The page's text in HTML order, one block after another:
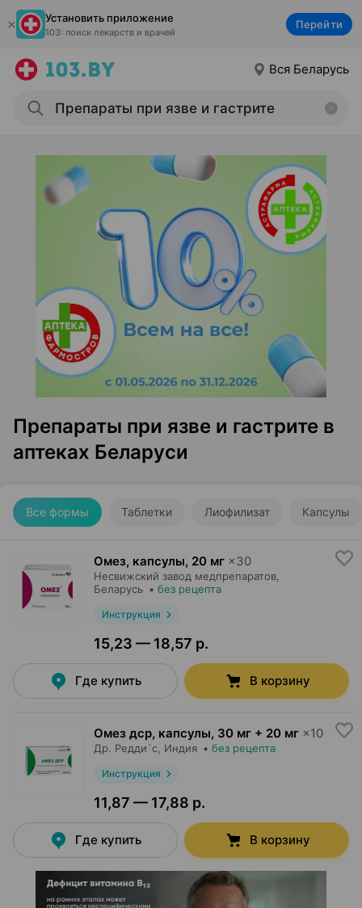
Установить приложение
103: поиск лекарств и врачей
Перейти
Вся Беларусь
Препараты при язве и гастрите в
аптеках Беларуси
Все формы Таблетки Лиофилизат Капсулы
Омез, капсулы, 20 мг ×30
Несвижский завод медпрепаратов
Беларусь • без рецепта
Инструкция
15,23 — 18,57 р.
Где купить В корзину
Омез дср, капсулы, 30 мг + 20 мг ×10
Др. Редди`с , Индия • без рецепта
Инструкция
11,87 — 17,88 р.
Где купить В корзину